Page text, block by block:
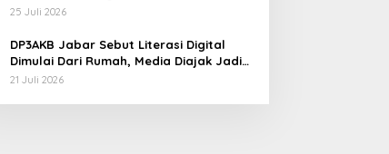
25 Juli 2026
DP3AKB Jabar Sebut Literasi Digital
Dimulai Dari Rumah, Media Diajak Jadi
Mitra Keluarga
21 Juli 2026